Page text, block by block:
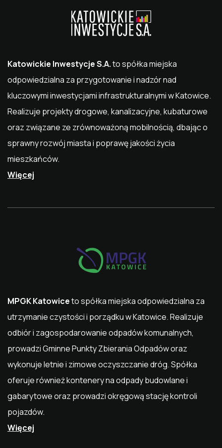
Katowickie Inwestycje S.A.to spółka miejska
odpowiedzialna za przygotowanie i nadzór nad
kluczowymi inwestycjami infrastrukturalnymi wKatowice.
Realizuje projekty drogowe, kanalizacyjne, kubaturowe
oraz związane ze zrównoważoną mobilnością, dbając o
sprawny rozwój miasta i poprawę jakości życia
mieszkańców.
Więcej
MPGK Katowiceto spółka miejska odpowiedzialna za
utrzymanie czystości i porządku wKatowice. Realizuje
odbiór i zagospodarowanie odpadów komunalnych,
prowadzi Gminne Punkty Zbierania Odpadów oraz
wykonuje letnie i zimowe oczyszczanie dróg. Spółka
oferuje również kontenery na odpady budowlane i
gabarytowe oraz prowadzi okręgową stację kontroli
pojazdów.
Więcej